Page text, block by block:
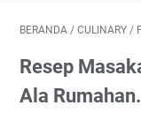
BERANDA / CULINARY /
Resep
Ala